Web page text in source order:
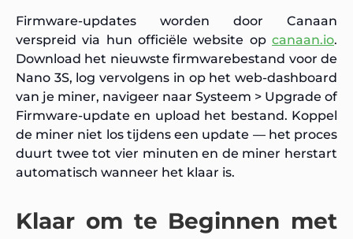
Firmware-updates worden door Canaan
verspreid via hun officiële website op canaan.io.
Download het nieuwste firmwarebestand voor de
Nano 3S, log vervolgens in op het web-dashboard
van je miner, navigeer naar Systeem > Upgrade of
Firmware-update en upload het bestand. Koppel
de miner niet los tijdens een update — het proces
duurt twee tot vier minuten en de miner herstart
automatisch wanneer het klaar is.
Klaar om te Beginnen met